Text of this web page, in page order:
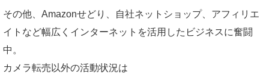
その他、Amazonせどり、自社ネットショップ、アフィリエ
イトなど幅広くインターネットを活用したビジネスに奮闘
中。
カメラ転売以外の活動状況は